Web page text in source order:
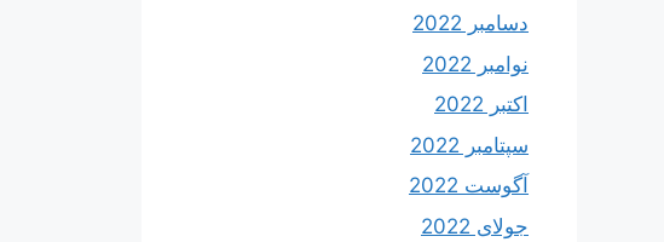
دسامبر 2022
نوامبر 2022
اکتبر 2022
سپتامبر 2022
آگوست 2022
جولای 2022